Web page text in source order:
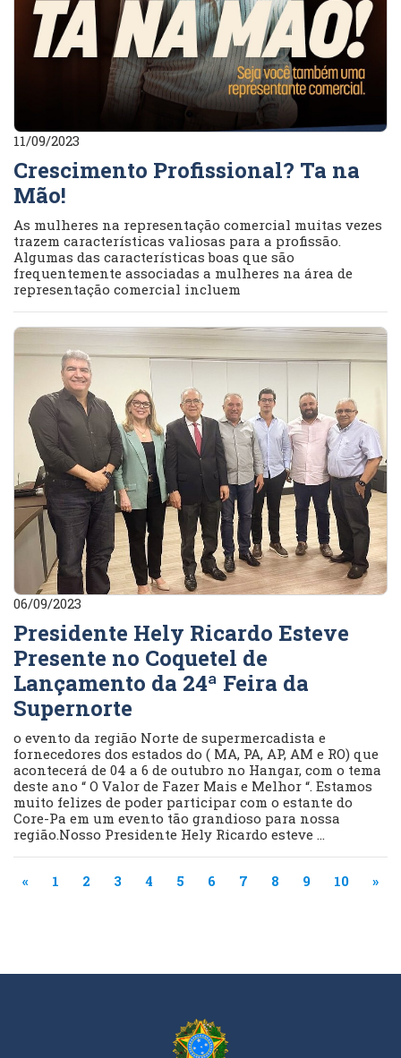
11/09/2023
Crescimento Profissional? Ta na
Mão!
As mulheres na representação comercial muitas vezes
trazem características valiosas para a profissão.
Algumas das características boas que são
frequentemente associadas a mulheres na área de
representação comercial incluem
06/09/2023
Presidente Hely Ricardo Esteve
Presente no Coquetel de
Lançamento da 24ª Feira da
Supernorte
o evento da região Norte de supermercadista e
fornecedores dos estados do ( MA, PA, AP, AM e RO) que
acontecerá de 04 a 6 de outubro no Hangar, com o tema
deste ano “ O Valor de Fazer Mais e Melhor “. Estamos
muito felizes de poder participar com o estante do
Core-Pa em um evento tão grandioso para nossa
região.Nosso Presidente Hely Ricardo esteve ...
« 1 2 3 4 5 6 7 8 9 10 »